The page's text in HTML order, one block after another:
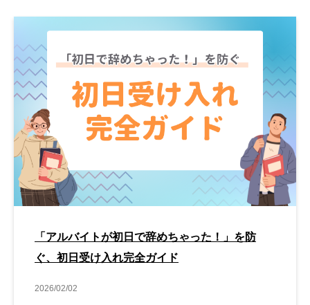
「アルバイトが初日で辞めちゃった！」を防
ぐ、初日受け入れ完全ガイド
2026/02/02